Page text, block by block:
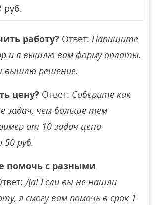
руб.
работу? Ответ:Напишите
и я вышлю вам форму оплаты,
вышлю решение.
цену? Ответ: Соберите как
задач, чем больше тем
от 10 задач цена
50 руб.
помочь с разными
Да! Если вы не нашли
я смогу вам помочь в срок 1-